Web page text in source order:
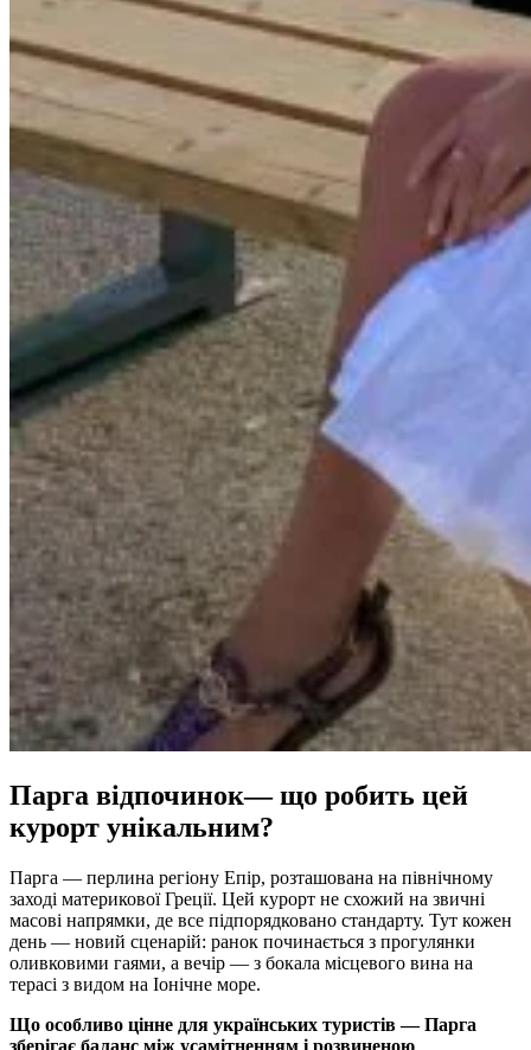
Парга відпочинок— що робить цей
курорт унікальним?
Парга — перлина регіону Епір, розташована на північному
заході материкової Греції. Цей курорт не схожий на звичні
масові напрямки, де все підпорядковано стандарту. Тут кожен
день — новий сценарій: ранок починається з прогулянки
оливковими гаями, а вечір — з бокала місцевого вина на
терасі з видом на Іонічне море.
Що особливо цінне для українських туристів — Парга
зберігає баланс між усамітненням і розвиненою